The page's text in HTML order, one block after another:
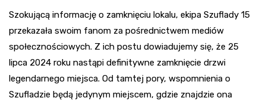
Szokującą informację o zamknięciu lokalu, ekipa Szuflady 15
przekazała swoim fanom za pośrednictwem mediów
społecznościowych. Z ich postu dowiadujemy się, że 25
lipca 2024 roku nastąpi definitywne zamknięcie drzwi
legendarnego miejsca. Od tamtej pory, wspomnienia o
Szufladzie będą jedynym miejscem, gdzie znajdzie ona